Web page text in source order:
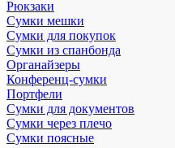
Рюкзаки
Сумки мешки
Сумки для покупок
Сумки из спанбонда
Органайзеры
Конференц-сумки
Портфели
Сумки для документов
Сумки через плечо
Сумки поясные